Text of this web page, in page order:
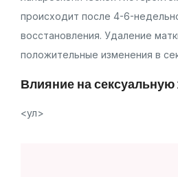
происходит после 4-6-
восстановления. Удаление
положительные изменения в
Влияние на сексуальную
<ул>